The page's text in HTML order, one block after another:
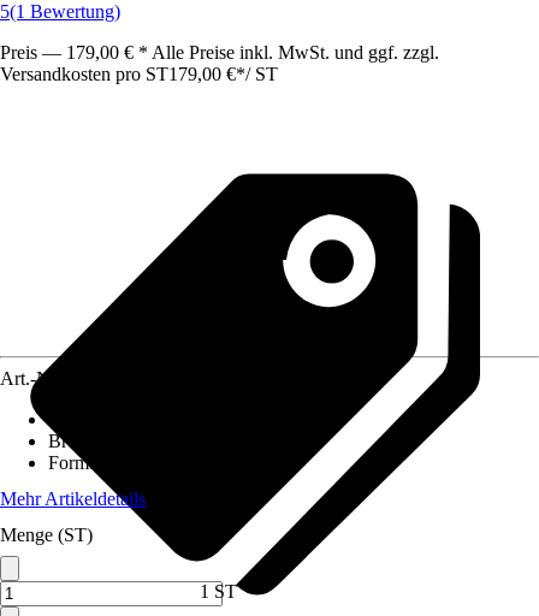
5(1 Bewertung)
Preis — 179,00 € * Alle Preise inkl. MwSt. und ggf. zzgl.
Versandkosten pro ST179,00 €*/ ST
Art.-Nr.
Breite
Form:
Mehr Artikeldetails
Menge (ST)
1 ST